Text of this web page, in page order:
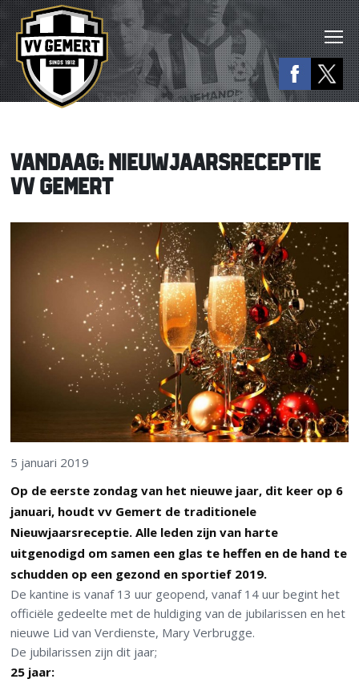
VANDAAG: NIEUWJAARSRECEPTIE
VV GEMERT
5 januari 2019
Op de eerste zondag van het nieuwe jaar, dit keer op 6
januari, houdt vv Gemert de traditionele
Nieuwjaarsreceptie. Alle leden zijn van harte
uitgenodigd om samen een glas te heffen en de hand te
schudden op een gezond en sportief 2019.
De kantine is vanaf 13 uur geopend, vanaf 14 uur begint het
officiële gedeelte met de huldiging van de jubilarissen en het
nieuwe Lid van Verdienste, Mary Verbrugge.
De jubilarissen zijn dit jaar;
25 jaar: